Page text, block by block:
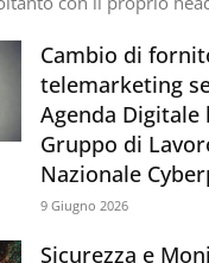
Cambio di
telemarketing
Agenda Digitale
Gruppo di
Nazionale
9 Giugno 2026
Sicurezza e